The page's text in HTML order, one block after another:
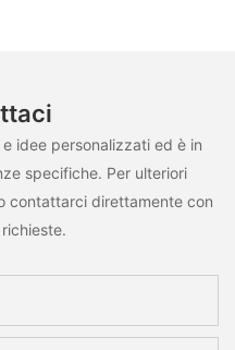
idee personalizzati ed è in
specifiche. Per ulteriori
contattarci direttamente con